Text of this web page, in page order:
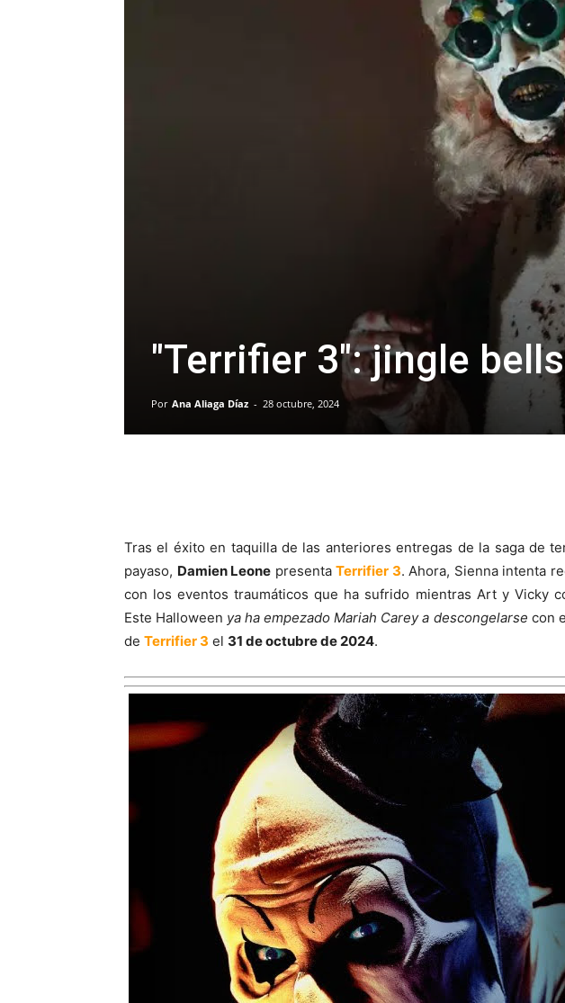
"Terrifier 3": jingle
Por Ana Aliaga Díaz - 28 octubre, 2024
Tras el éxito en taquilla de las anteriores entregas de la saga de
payaso, Damien Leone presentaTerrifier 3. Ahora, Sienna intenta
con los eventos traumáticos que ha sufrido mientras Art y Vicky
Este Halloween ya ha empezado Mariah Carey a descongelarse con
de Terrifier 3 el 31 de octubre de 2024.